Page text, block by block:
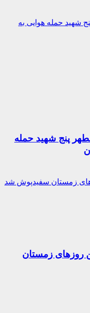
شهید حمله هوایی به
پنج شهید حمله
زمستان سفیدپوش شد
روزهای زمستان